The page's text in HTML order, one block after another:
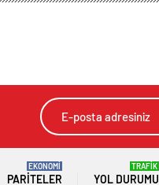
PARITELER
EKONOMİ
YOL DURUMU
TRAFİK